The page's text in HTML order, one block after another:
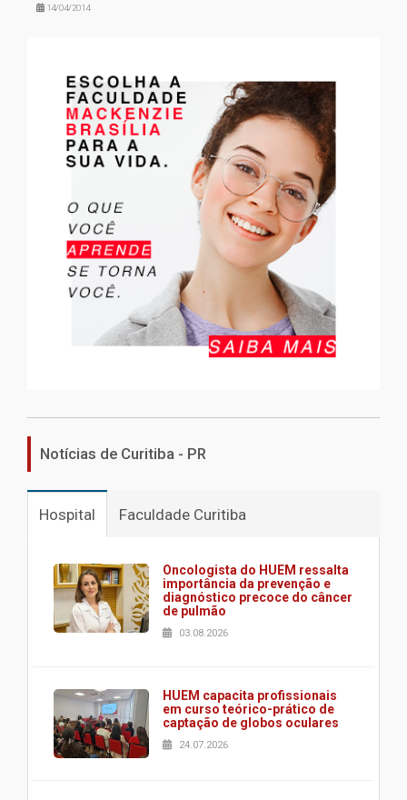
14/04/2014
Notícias de Curitiba - PR
Hospital Faculdade Curitiba
Oncologista do HUEM ressalta
importância da prevenção e
diagnóstico precoce do câncer
de pulmão
03.08.2026
HUEM capacita profissionais
em curso teórico-prático de
captação de globos oculares
24.07.2026